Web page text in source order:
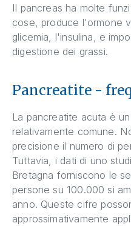
Il pancreas ha molte
cose, produce l'ormone
glicemia, l'insulina, e
digestione dei grassi.
Pancreatite -
La pancreatite acuta è
relativamente comune.
precisione il numero di
Tuttavia, i dati di uno
Bretagna forniscono le
persone su 100.000 si
anno. Queste cifre
approssimativamente